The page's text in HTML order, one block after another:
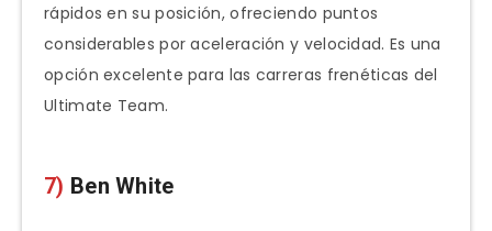
rápidos en su posición, ofreciendo puntos
considerables por aceleración y velocidad. Es una
opción excelente para las carreras frenéticas del
Ultimate Team.
7) Ben White